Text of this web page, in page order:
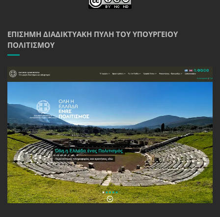
ΕΠΊΣΗΜΗ ΔΙΑΔΙΚΤΥΑΚΉ ΠΎΛΗ ΤΟΥ ΥΠΟΥΡΓΕΊΟΥ
ΠΟΛΙΤΙΣΜΟΎ